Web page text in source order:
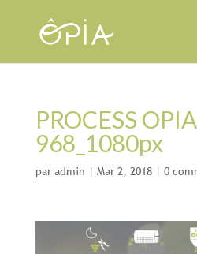
PROCESS OPIA
968_1080px
paradmin | Mar 2, 2018| 0